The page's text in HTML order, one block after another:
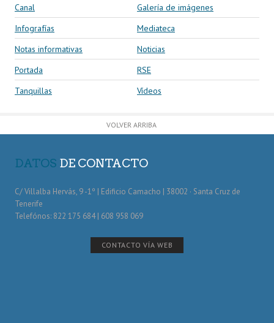
Canal
Galería de imágenes
Infografías
Mediateca
Notas informativas
Noticias
Portada
RSE
Tanquillas
Vídeos
VOLVER ARRIBA
DATOS DE CONTACTO
C/ Villalba Hervás, 9 -1º | Edificio Camacho | 38002 · Santa Cruz de
Tenerife
Telefónos: 822 175 684 | 608 958 069
CONTACTO VÍA WEB